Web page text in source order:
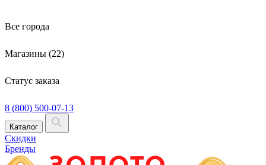
Все города
Магазины (22)
Статус заказа
8 (800) 500-07-13
Каталог
Скидки
Бренды